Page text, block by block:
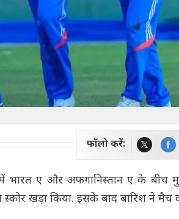
फॉलो करें:
भारत ए और अफगानिस्तान ए के बीच
स्कोर खड़ा किया. इसके बाद बारिश